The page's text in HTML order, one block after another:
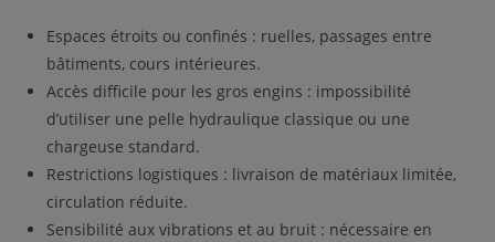
Espaces étroits ou confinés : ruelles, passages entre
bâtiments, cours intérieures.
Accès difficile pour les gros engins : impossibilité
d’utiliser une pelle hydraulique classique ou une
chargeuse standard.
Restrictions logistiques : livraison de matériaux limitée,
circulation réduite.
Sensibilité aux vibrations et au bruit : nécessaire en